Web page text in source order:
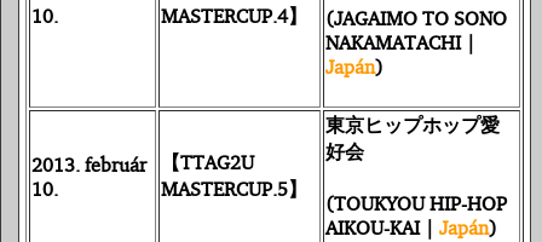
10.
MASTERCUP.4】
(JAGAIMO TO SONO
NAKAMATACHI |
Japán)
2013. február
10.
【TTAG2U
MASTERCUP.5】
東京ヒップホップ愛
好会
(TOUKYOU HIP-HOP
AIKOU-KAI | Japán)